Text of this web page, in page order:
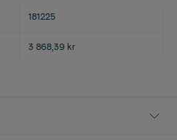
181225
3 868,39 kr